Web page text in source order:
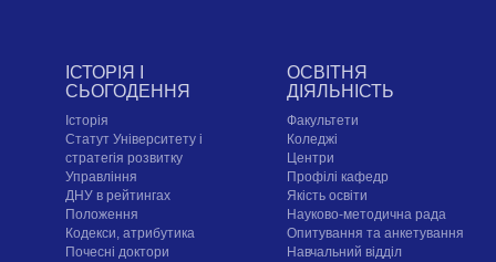
ІСТОРІЯ І
СЬОГОДЕННЯ
Історія
Статут Університету і
стратегія розвитку
Управління
ДНУ в рейтингах
Положення
Кодекси, атрибутика
Почесні доктори
ОСВІТНЯ
ДІЯЛЬНІСТЬ
Факультети
Коледжі
Центри
Профілі кафедр
Якість освіти
Науково-методична рада
Опитування та анкетування
Навчальний відділ